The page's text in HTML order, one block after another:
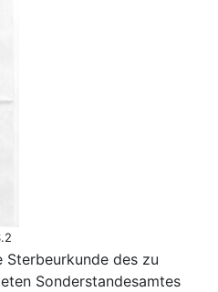
des zu
Sonderstandesamtes